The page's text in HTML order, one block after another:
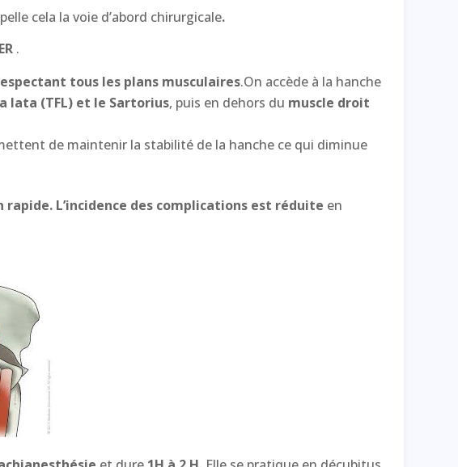
cela la voie d’abord chirurgicale.
.
tous les plans musculaires.On accède à la hanche
lata (TFL) et le Sartorius, puis en dehors du muscle droit
de maintenir la stabilité de la hanche ce qui diminue
rapide. L’incidence des complications est réduite en